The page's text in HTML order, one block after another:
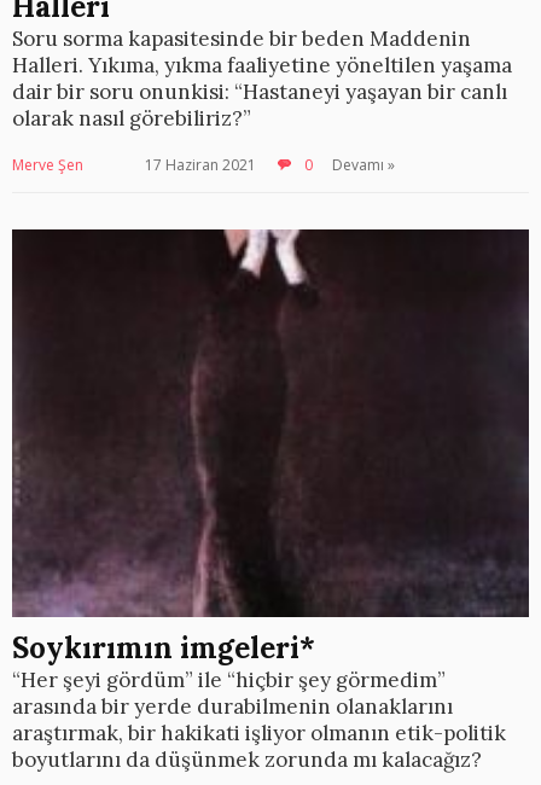
Soru sorma kapasitesinde bir beden Maddenin
Halleri. Yıkıma, yıkma faaliyetine yöneltilen yaşama
dair bir soru onunkisi: “Hastaneyi yaşayan bir canlı
olarak nasıl görebiliriz?”
Merve Şen 17 Haziran 2021 0 Devamı »
Soykırımın imgeleri*
“Her şeyi gördüm” ile “hiçbir şey görmedim”
arasında bir yerde durabilmenin olanaklarını
araştırmak, bir hakikati işliyor olmanın etik-politik
boyutlarını da düşünmek zorunda mı kalacağız?